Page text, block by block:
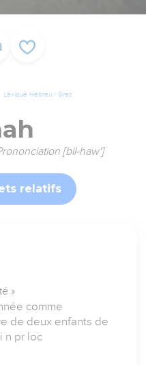
Lexique Hébreu / Grec
[bil-haw']
relatifs
»
comme
de deux enfants de
n pr loc